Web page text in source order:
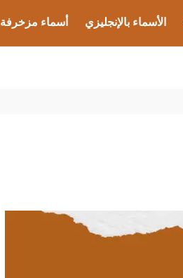
الأسماء بالإنجليزي أسماء مزخرفة